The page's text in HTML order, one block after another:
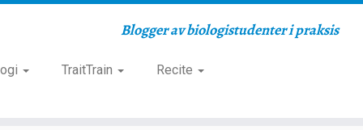
Blogger av biologistudenter i praksis
TraitTrain Recite